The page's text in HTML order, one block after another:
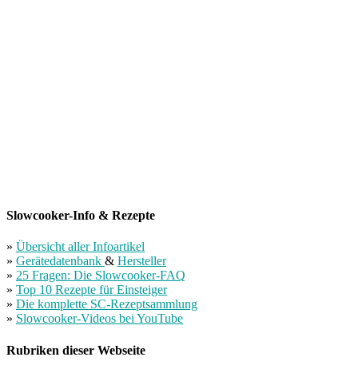
Slowcooker-Info & Rezepte
» Übersicht aller Infoartikel
» Gerätedatenbank & Hersteller
» 25 Fragen: Die Slowcooker-FAQ
» Top 10 Rezepte für Einsteiger
» Die komplette SC-Rezeptsammlung
» Slowcooker-Videos bei YouTube
Rubriken dieser Webseite